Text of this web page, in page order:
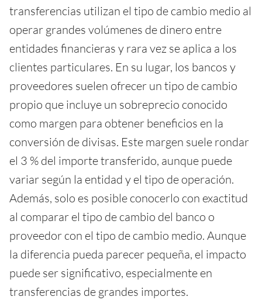
transferencias utilizan el tipo de cambio medio al
operar grandes volúmenes de dinero entre
entidades financieras y rara vez se aplica a los
clientes particulares. En su lugar, los bancos y
proveedores suelen ofrecer un tipo de cambio
propio que incluye un sobreprecio conocido
como margen para obtener beneficios en la
conversión de divisas. Este margen suele rondar
el 3 % del importe transferido, aunque puede
variar según la entidad y el tipo de operación.
Además, solo es posible conocerlo con exactitud
al comparar el tipo de cambio del banco o
proveedor con el tipo de cambio medio. Aunque
la diferencia pueda parecer pequeña, el impacto
puede ser significativo, especialmente en
transferencias de grandes importes.